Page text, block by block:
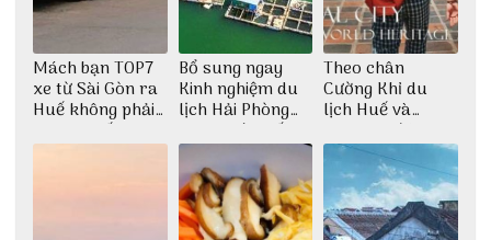
Mách bạn TOP7
xe từ Sài Gòn ra
Huế không phải
ai cũng biết
Bổ sung ngay
Kinh nghiệm du
lịch Hải Phòng
2022 mới nhất
Theo chân
Cường Khỉ du
lịch Huế và
check-in đúng
những góc chụp
đẹp